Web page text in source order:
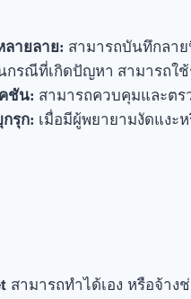
ายลาย: สามารถบันทึกลา
กรณีที่เกิดปัญหา สามารถใ
ชัน: สามารถควบคุมและต
รุก: เมื่อมีผู้พยายามงัดแง
สามารถทำได้เอง หรือจ้า